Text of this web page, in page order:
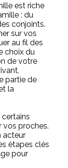
est riche
: du
conjoints.
sur vos
au fil des
choix du
de votre
partie de
la
vos proches.
acteur
étapes clés
pour